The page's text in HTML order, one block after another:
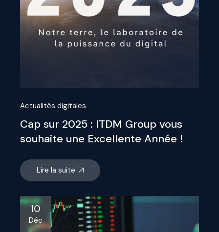
Actualités digitales
Cap sur 2025 : ITDM Group vous
souhaite une Excellente Année !
Lire la suite
10
Déc